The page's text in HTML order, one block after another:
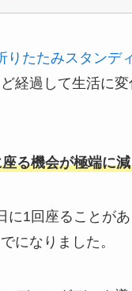
りたたみスタンデ
経過して生活に
る機会が極端に
に1回座ることが
になりました。